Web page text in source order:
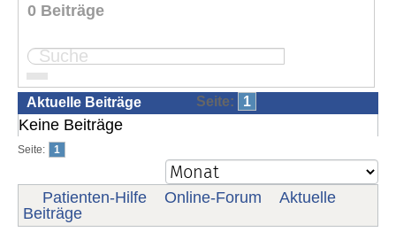
0 Beiträge
Seite: 1
Aktuelle Beiträge
Keine Beiträge
Seite: 1
Patienten-Hilfe Online-Forum
Aktuelle
Beiträge